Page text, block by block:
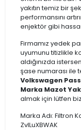
yakıtın temiz bir
performansını
enjektör gibi
Firmamız yedek
uyumunu titizlikle
aldığınızda
şase numarası ile
Volkswagen
Marka Mazot
almak için lütfen
Marka Adı: Filtron
ZvILuXBWAK